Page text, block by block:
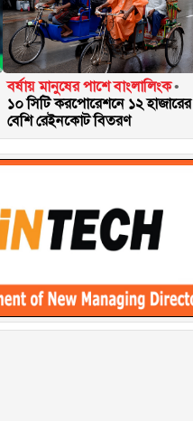
বর্ষায় মানুষের পাশে বাংলালিংক
১০ সিটি করপোরেশনে ১২ হাজারের
বেশি রেইনকোট বিতরণ